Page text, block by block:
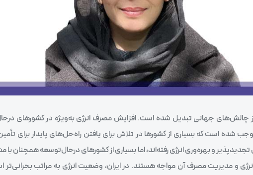
از چالش‌های جهانی تبدیل شده است. افزایش مصرف انرژی به‌ویژه در کشورهای
شده است که بسیاری از کشورها در تلاش برای یافتن راه‌حل‌های پایدار برای
و بهره‌وری انرژی رفته‌اند، اما بسیاری از کشورهای درحال‌توسعه همچنان با
و مدیریت مصرف آن مواجه هستند. در ایران، وضعیت انرژی به مراتب